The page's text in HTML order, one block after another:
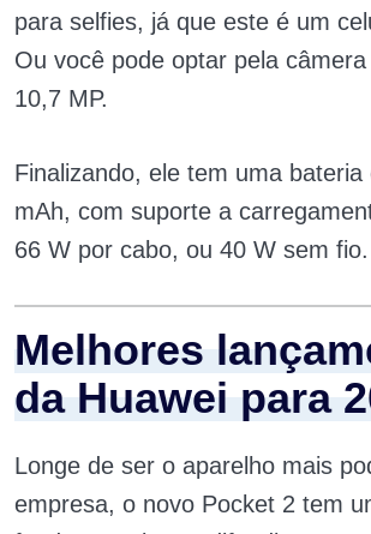
para selfies, já que este é um
Ou você pode optar pela
10,7 MP.
Finalizando, ele tem uma bateria
mAh, com suporte a
66 W por cabo, ou 40 W sem fio.
Melhores
da Huawei para
Longe de ser o aparelho mais
empresa, o novo Pocket 2 tem